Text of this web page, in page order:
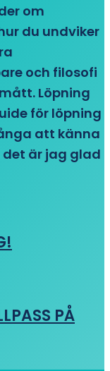
om
du undviker
och filosofi
Löpning
för löpning
att känna
är jag glad
PÅ